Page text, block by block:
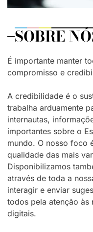
SOBRE
É importante manter
compromisso e
A credibilidade é o
trabalha arduamente
internautas,
importantes sobre o
mundo. O nosso foco
qualidade das mais
Disponibilizamos
através de toda a
interagir e enviar
todos pela atenção às
digitais.